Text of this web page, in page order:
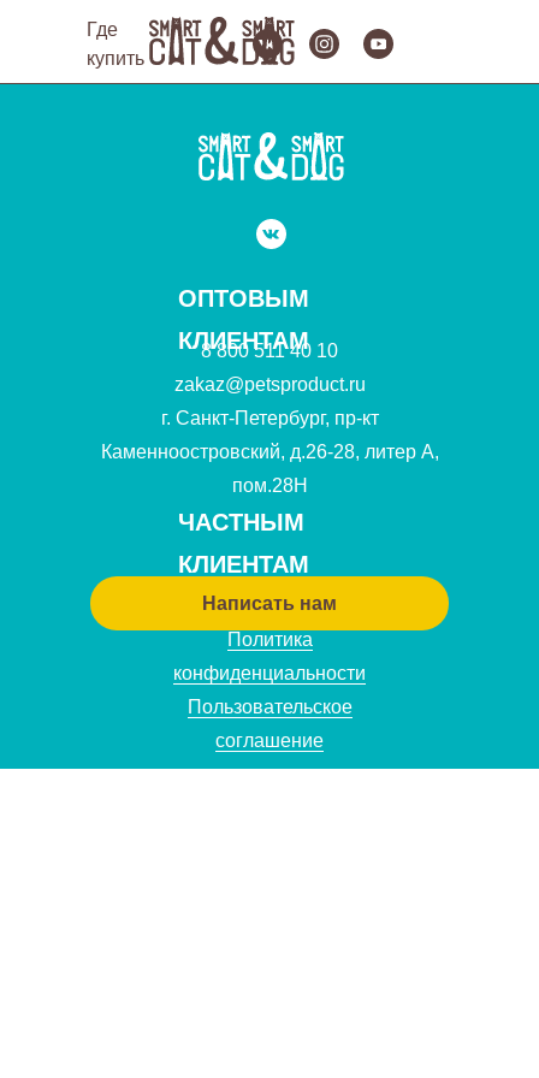
Где
купить
Политика
конфиденциальности
Пользовательское
соглашение
ЧАСТНЫМ
КЛИЕНТАМ
Написать нам
8 800 511 40 10
zakaz@petsproduct.ru
г. Санкт-Петербург, пр-кт
Каменноостровский, д.26-28, литер А,
пом.28Н
ОПТОВЫМ
КЛИЕНТАМ